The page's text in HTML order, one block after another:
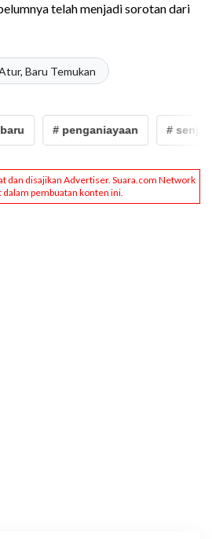
telah menjadi sorotan dari
Baru Temukan
# penganiayaan # senjata